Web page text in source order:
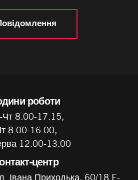
роботи
Чт 8.00-17.15,
8.00-16.00,
12.00-13.00
центр
Івана Приходька, 60/18 E-